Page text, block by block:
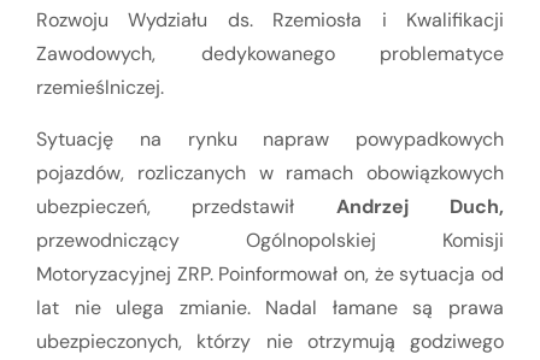
Rozwoju Wydziału ds. Rzemiosła i Kwalifikacji
Zawodowych, dedykowanego problematyce
rzemieślniczej.
Sytuację na rynku napraw powypadkowych
pojazdów, rozliczanych w ramach obowiązkowych
ubezpieczeń, przedstawił Andrzej Duch,
przewodniczący Ogólnopolskiej Komisji
Motoryzacyjnej ZRP. Poinformował on, że sytuacja od
lat nie ulega zmianie. Nadal łamane są prawa
ubezpieczonych, którzy nie otrzymują godziwego